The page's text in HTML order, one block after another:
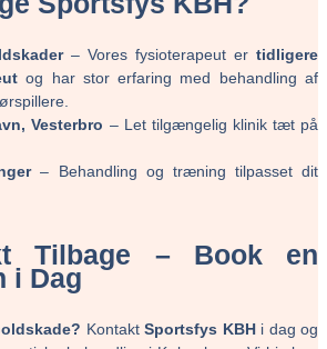
– Vores fysioterapeut er tidligere
og har stor erfaring med behandling af
Vesterbro – Let tilgængelig klinik tæt på
– Behandling og træning tilpasset dit
Tilbage – Book en
i Dag
KontaktSportsfys KBHi dag og